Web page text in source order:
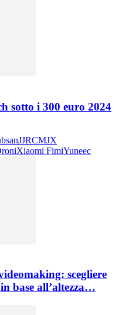
sotto i 300 euro 2024
JJRCMJX
Xiaomi FimiYuneec
scegliere
base all’altezza…